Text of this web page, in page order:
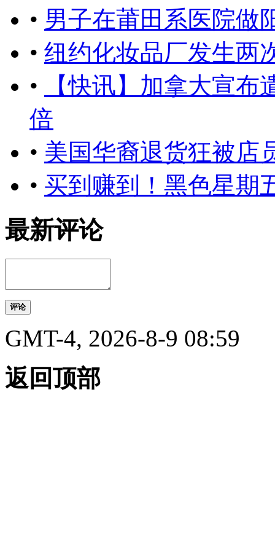
• 男子在莆田系医院做
• 纽约化妆品厂发生两
•
【快讯】加拿大宣
倍
• 美国华裔退货狂被店
• 买到赚到！黑色星期
最新评论
评论
GMT-4, 2026-8-9 08:59
返回顶部